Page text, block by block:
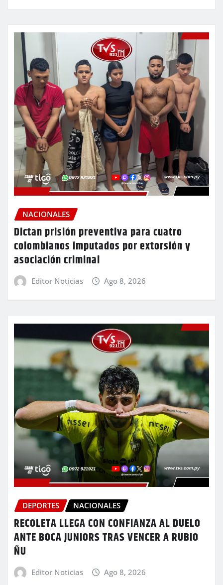
NACIONALES
Dictan prisión preventiva para cuatro
colombianos imputados por extorsión y
asociación criminal
Editor Noticias Ago 8, 2026
DEPORTES NACIONALES
RECOLETA LLEGA CON CONFIANZA AL DUELO
ANTE BOCA JUNIORS TRAS VENCER A RUBIO
ÑU
Editor Noticias Ago 8, 2026